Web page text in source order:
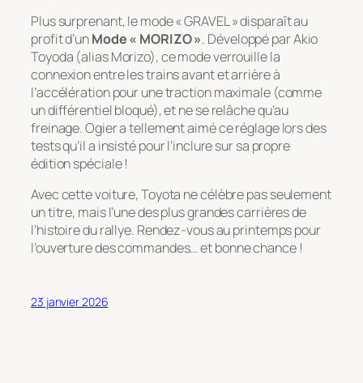
Plus surprenant, le mode « GRAVEL » disparaît au
profit d’unMode « MORIZO ». Développé par Akio
Toyoda (alias Morizo), ce mode verrouille la
connexion entre les trains avant et arrière à
l’accélération pour une traction maximale (comme
un différentiel bloqué), et ne se relâche qu’au
freinage. Ogier a tellement aimé ce réglage lors des
tests qu’il a insisté pour l’inclure sur sa propre
édition spéciale !
Avec cette voiture, Toyota ne célèbre pas seulement
un titre, mais l’une des plus grandes carrières de
l’histoire du rallye. Rendez-vous au printemps pour
l’ouverture des commandes… et bonne chance !
23 janvier 2026